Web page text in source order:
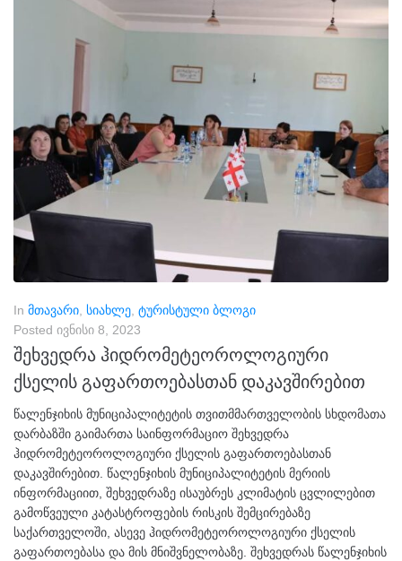
In მთავარი სიახლე ტურისტული ბლოგი
Posted ივნისი 8, 2023
შეხვედრა ჰიდრომეტეოროლოგიური
ქსელის გაფართოებასთან დაკავშირებით
წალენჯიხის მუნიციპალიტეტის თვითმმართველობის სხდომათა
დარბაზში გაიმართა საინფორმაციო შეხვედრა
ჰიდრომეტეოროლოგიური ქსელის გაფართოებასთან
დაკავშირებით. წალენჯიხის მუნიციპალიტეტის მერიის
ინფორმაციით, შეხვედრაზე ისაუბრეს კლიმატის ცვლილებით
გამოწვეული კატასტროფების რისკის შემცირებაზე
საქართველოში, ასევე ჰიდრომეტეოროლოგიური ქსელის
გაფართოებასა და მის მნიშვნელობაზე. შეხვედრას წალენჯიხის